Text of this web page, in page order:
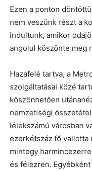
Ezen a ponton
nem veszünk részt a
indultunk, amikor
angolul köszönte meg
Hazafelé tartva, a
szolgáltatásai közé
köszönhetően
nemzetiségi
lélekszámú városban
ezerkétszáz fő vallotta
mintegy
és félezren.